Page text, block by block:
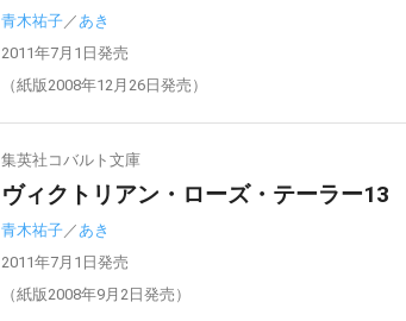
青木祐子 ／ あき
2011年7月1日発売
（紙版2008年12月26日発売）
集英社コバルト文庫
ヴィクトリアン・ローズ・テーラー
青木祐子 ／ あき
2011年7月1日発売
（紙版2008年9月2日発売）